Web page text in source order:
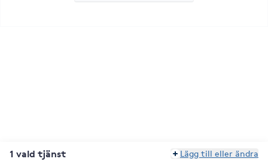
1 vald tjänst Lägg till eller ändra